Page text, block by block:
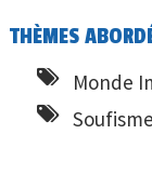
THÈMES
Monde
Soufisme